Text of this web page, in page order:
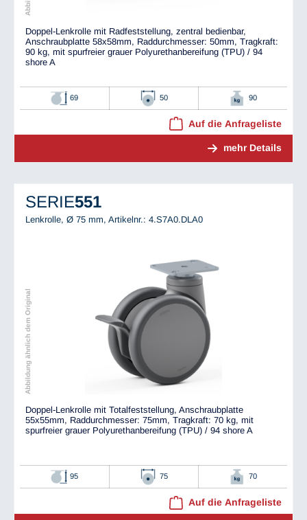
Doppel-Lenkrolle mit Radfeststellung, zentral bedienbar,
Anschraubplatte 58x58mm, Raddurchmesser: 50mm, Tragkraft:
90 kg, mit spurfreier grauer Polyurethanbereifung (TPU) / 94
shore A
69 50 90
Auf die Anfrageliste
mehr Details
SERIE551
Lenkrolle, Ø 75 mm, Artikelnr.: 4.S7A0.DLA0
Abbildung ähnlich dem Original
Doppel-Lenkrolle mit Totalfeststellung, Anschraubplatte
55x55mm, Raddurchmesser: 75mm, Tragkraft: 70 kg, mit
spurfreier grauer Polyurethanbereifung (TPU) / 94 shore A
95 75 70
Auf die Anfrageliste